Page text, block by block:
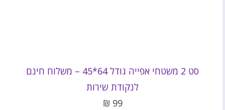
סט 2 משטחי אפייה גודל 64*45 – משלוח חינם
לנקודת שירות
99
₪